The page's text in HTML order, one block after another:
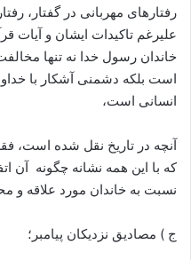
رفتارهای مهربانی در گفتار،
علیرغم تاکیدات ایشان و آیات
خاندان رسول خدا نه تنها
است بلکه دشمنی آشکار با
انسانی است،
آنچه در تاریخ نقل شده است،
که با این همه نشانه چگونه آن
نسبت به خاندان مورد علاقه و
ج ) مصادیق نزدیکان پیامبر؛